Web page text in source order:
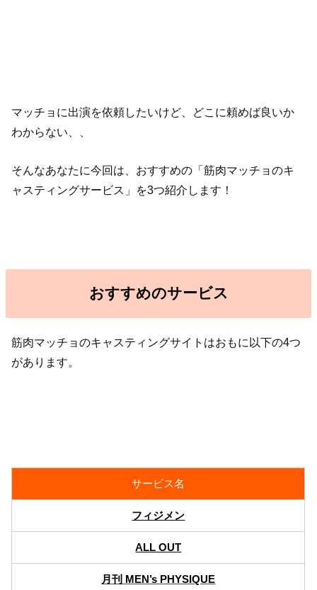
マッチョに出演を依頼したいけど、どこに頼めば良いか
わからない、、
そんなあなたに今回は、おすすめの「筋肉マッチョのキ
ャスティングサービス」を3つ紹介します！
おすすめのサービス
筋肉マッチョのキャスティングサイトはおもに以下の4つ
があります。
サービス名
フィジメン
ALL OUT
月刊 MEN’s PHYSIQUE